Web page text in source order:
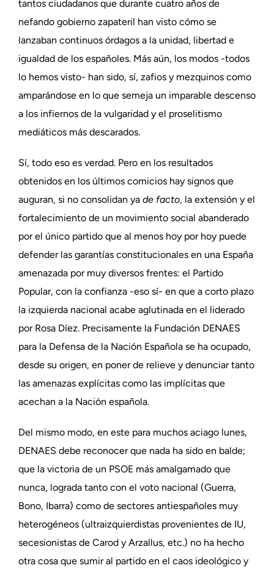
tantos ciudadanos que durante cuatro años de
nefando gobierno zapateril han visto cómo se
lanzaban continuos órdagos a la unidad, libertad e
igualdad de los españoles. Más aún, los modos -todos
lo hemos visto- han sido, sí, zafios y mezquinos como
amparándose en lo que semeja un imparable descenso
a los infiernos de la vulgaridad y el proselitismo
mediáticos más descarados.
Sí, todo eso es verdad. Pero en los resultados
obtenidos en los últimos comicios hay signos que
auguran, si no consolidan ya de facto, la extensión y el
fortalecimiento de un movimiento social abanderado
por el único partido que al menos hoy por hoy puede
defender las garantías constitucionales en una España
amenazada por muy diversos frentes: el Partido
Popular, con la confianza -eso sí- en que a corto plazo
la izquierda nacional acabe aglutinada en el liderado
por Rosa Díez. Precisamente la Fundación DENAES
para la Defensa de la Nación Española se ha ocupado,
desde su origen, en poner de relieve y denunciar tanto
las amenazas explícitas como las implícitas que
acechan a la Nación española.
Del mismo modo, en este para muchos aciago lunes,
DENAES debe reconocer que nada ha sido en balde;
que la victoria de un PSOE más amalgamado que
nunca, lograda tanto con el voto nacional (Guerra,
Bono, Ibarra) como de sectores antiespañoles muy
heterogéneos (ultraizquierdistas provenientes de IU,
secesionistas de Carod y Arzallus, etc.) no ha hecho
otra cosa que sumir al partido en el caos ideológico y